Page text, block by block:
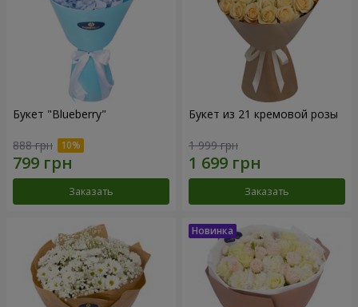
Букет "Blueberry"
888 грн
Заказать
Букет из 21 кремовой розы
1 999 грн
Заказать